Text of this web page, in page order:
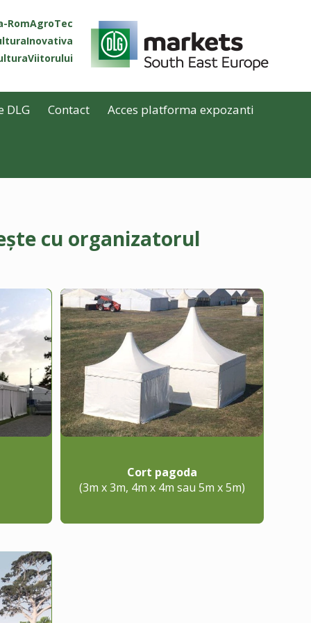
RomAgroTec
DLG Contact Acces platforma expozanti
cu organizatorul
Cort pagoda
(3m x 3m, 4m x 4m sau 5m x 5m)